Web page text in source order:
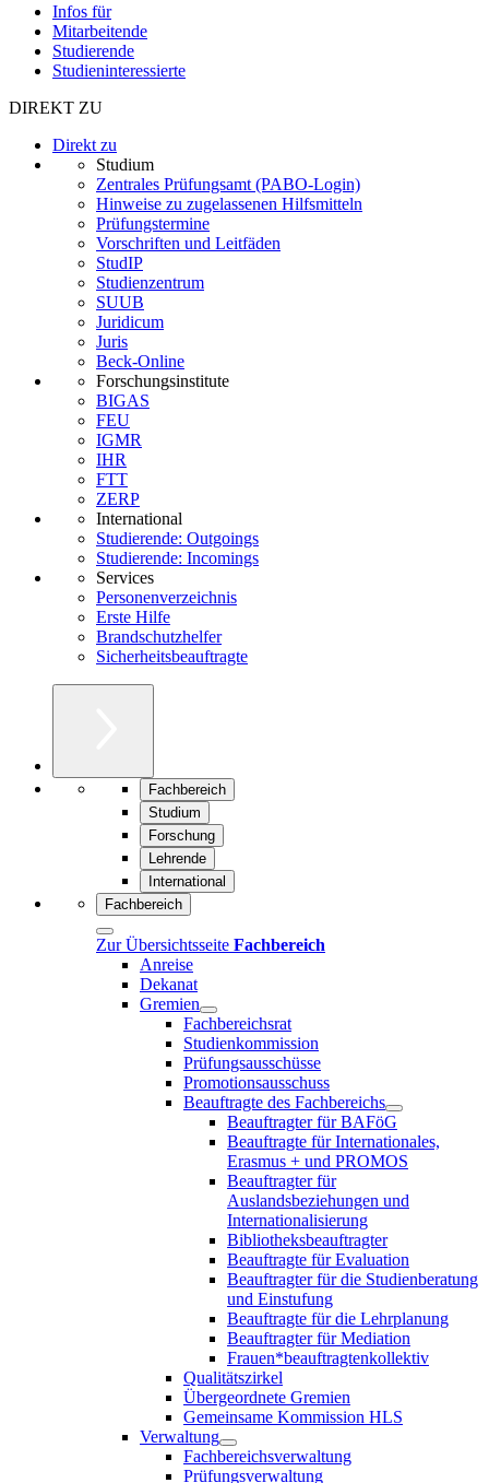
Infos für
Mitarbeitende
Studierende
Studieninteressierte
DIREKT ZU
Direkt zu
Studium
Zentrales Prüfungsamt (PABO-Login)
Hinweise zu zugelassenen Hilfsmitteln
Prüfungstermine
Vorschriften und Leitfäden
StudIP
Studienzentrum
SUUB
Juridicum
Juris
Beck-Online
Forschungsinstitute
BIGAS
FEU
IGMR
IHR
FTT
ZERP
International
Studierende: Outgoings
Studierende: Incomings
Services
Personenverzeichnis
Erste Hilfe
Brandschutzhelfer
Sicherheitsbeauftragte
Fachbereich
Studium
Forschung
Lehrende
International
Fachbereich
Zur Übersichtsseite Fachbereich
Anreise
Dekanat
Gremien
Fachbereichsrat
Studienkommission
Prüfungsausschüsse
Promotionsausschuss
Beauftragte des Fachbereichs
Beauftragter für BAFöG
Beauftragte für Internationales,
Erasmus + und PROMOS
Beauftragter für
Auslandsbeziehungen und
Internationalisierung
Bibliotheksbeauftragter
Beauftragte für Evaluation
Beauftragter für die Studienberatung
und Einstufung
Beauftragte für die Lehrplanung
Beauftragter für Mediation
Frauen*beauftragtenkollektiv
Qualitätszirkel
Übergeordnete Gremien
Gemeinsame Kommission HLS
Verwaltung
Fachbereichsverwaltung
Prüfungsverwaltung